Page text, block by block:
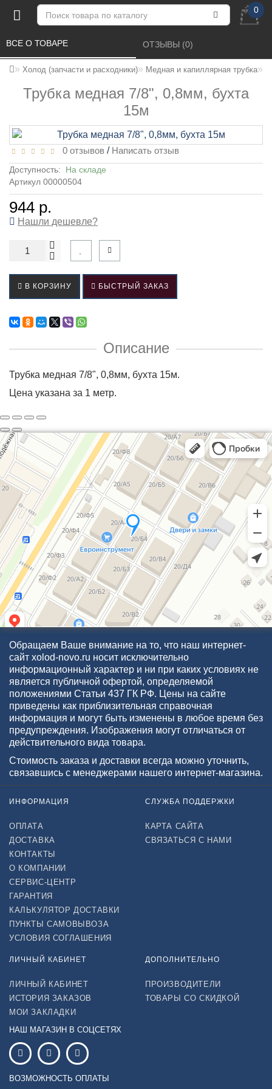
0
Холод (запчасти и расходники) Медная и капиллярная трубка
Трубка медная 7/8", 0,8мм, бухта
15м
ВСЕ О ТОВАРЕ ОТЗЫВЫ (0)
0 отзывов / Написать отзыв
Доступность: На складе
Артикул 00000504
944 р.
Нашли дешевле?
В КОРЗИНУ БЫСТРЫЙ ЗАКАЗ
Описание
Трубка медная 7/8", 0,8мм, бухта 15м.
Цена указана за 1 метр.
Обращаем Ваше внимание на то, что наш интернет-
сайт xolod-novo.ru носит исключительно
информационный характер и ни при каких условиях не
является публичной офертой, определяемой
положениями Статьи 437 ГК РФ. Цены на сайте
приведены как приблизительная справочная
информация и могут быть изменены в любое время без
предупреждения. Изображения могут отличаться от
действительного вида товара.
Стоимость заказа и доставки всегда можно уточнить,
связавшись с менеджерами нашего интернет-магазина.
ИНФОРМАЦИЯ
ОПЛАТА
ДОСТАВКА
КОНТАКТЫ
О КОМПАНИИ
СЕРВИС-ЦЕНТР
ГАРАНТИЯ
КАЛЬКУЛЯТОР ДОСТАВКИ
ПУНКТЫ САМОВЫВОЗА
УСЛОВИЯ СОГЛАШЕНИЯ
СЛУЖБА ПОДДЕРЖКИ
КАРТА САЙТА
СВЯЗАТЬСЯ С НАМИ
ЛИЧНЫЙ КАБИНЕТ
ЛИЧНЫЙ КАБИНЕТ
ИСТОРИЯ ЗАКАЗОВ
МОИ ЗАКЛАДКИ
ДОПОЛНИТЕЛЬНО
ПРОИЗВОДИТЕЛИ
ТОВАРЫ СО СКИДКОЙ
НАШ МАГАЗИН В СОЦСЕТЯХ
ВОЗМОЖНОСТЬ ОПЛАТЫ